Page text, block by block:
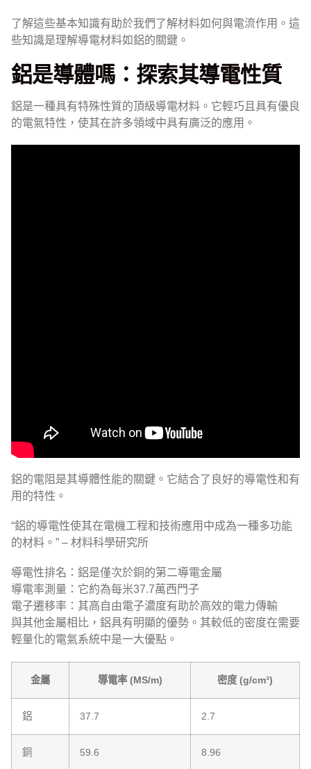
了解這些基本知識有助於我們了解材料如何與電流作用。這
些知識是理解導電材料如鋁的關鍵。
鋁是導體嗎：探索其導電性質
鋁是一種具有特殊性質的頂級導電材料。它輕巧且具有優良
的電氣特性，使其在許多領域中具有廣泛的應用。
鋁的電阻是其導體性能的關鍵。它結合了良好的導電性和有
用的特性。
“鋁的導電性使其在電機工程和技術應用中成為一種多功能
的材料。” – 材料科學研究所
導電性排名：鋁是僅次於銅的第二導電金屬
導電率測量：它約為每米37.7萬西門子
電子遷移率：其高自由電子濃度有助於高效的電力傳輸
與其他金屬相比，鋁具有明顯的優勢。其較低的密度在需要
輕量化的電氣系統中是一大優點。
金屬 導電率 (MS/m) 密度 (g/cm³)
鋁 37.7 2.7
銅 59.6 8.96